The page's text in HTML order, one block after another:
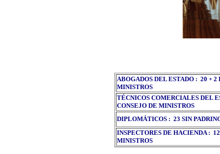
ABOGADOS DEL ESTADO : 20 + 2
MINISTROS
TÉCNICOS COMERCIALES DEL
CONSEJO DE MINISTROS
DIPLOMÁTICOS : 23 SIN
INSPECTORES DE HACIENDA :
MINISTROS